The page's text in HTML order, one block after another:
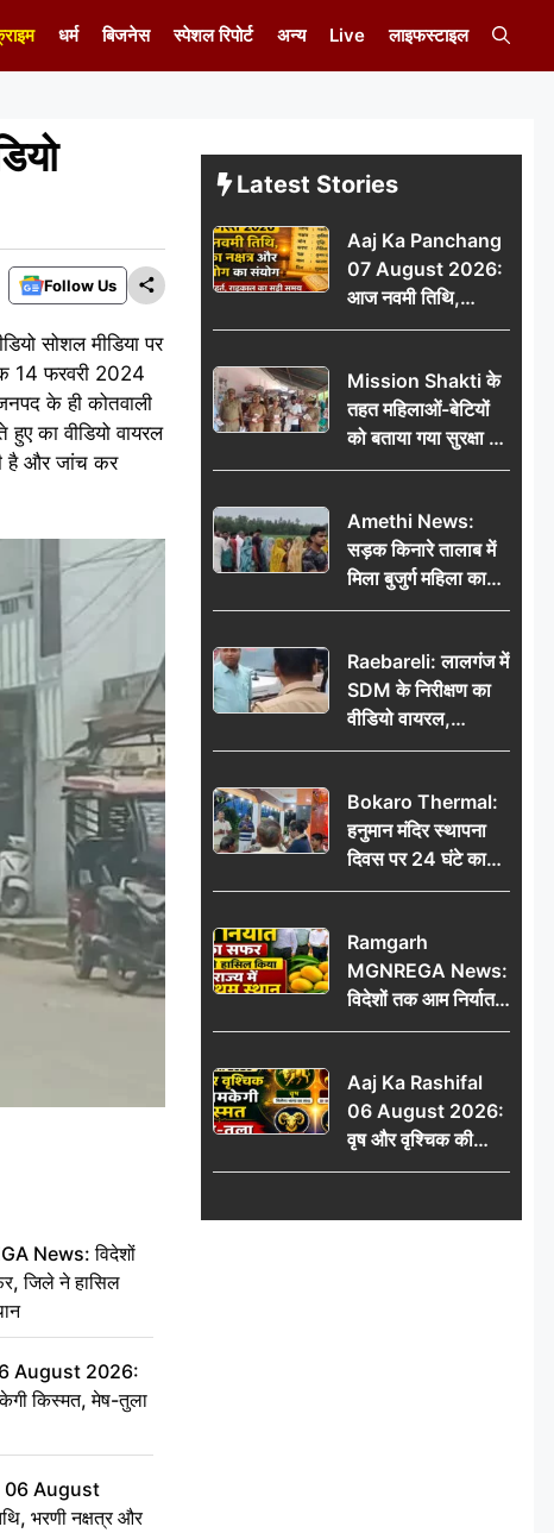
धर्म बिजनेस स्पेशल रिपोर्ट अन्य Live लाइफस्टाइल
Follow Us
सोशल मीडिया पर
14 फरवरी 2024
के ही कोतवाली
का वीडियो वायरल
है और जांच कर
News: विदेशों
जिले ने हासिल
August 2026:
किस्मत, मेष-तुला
06 August
भरणी नक्षत्र और
Latest Stories
Aaj Ka Panchang
07 August 2026:
आज नवमी तिथि,
कृतिका नक्षत्र और वृद्धि
मुहूर्त, राहुकाल का सही
समय
Mission Shakti के
तहत महिलाओं-बेटियों
को बताया गया सुरक्षा के
अधिकार
Amethi News:
सड़क किनारे तालाब में
मिला बुजुर्ग महिला का
शव, संदिग्ध परिस्थितियों
Raebareli: लालगंज में
SDM के निरीक्षण का
वीडियो वायरल,
प्रशासनिक सक्रियता
कवायद?
Bokaro Thermal:
हनुमान मंदिर स्थापना
दिवस पर 24 घंटे का
अखंड हरि कीर्तन,
थर्मल
Ramgarh
MGNREGA News:
विदेशों तक आम निर्यात
का सफर, जिले ने
प्रथम स्थान
Aaj Ka Rashifal
06 August 2026:
वृष और वृश्चिक की
चमकेगी किस्मत, मेष-